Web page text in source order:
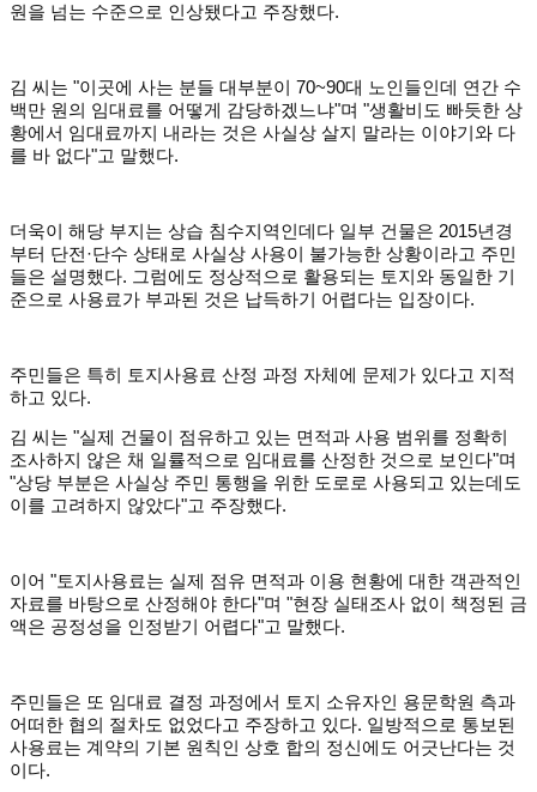
원을 넘는 수준으로 인상됐다고 주장했다.
김 씨는 "이곳에 사는 분들 대부분이 70~90대 노인들인데 연간 수
백만 원의 임대료를 어떻게 감당하겠느냐"며 "생활비도 빠듯한 상
황에서 임대료까지 내라는 것은 사실상 살지 말라는 이야기와 다
를 바 없다"고 말했다.
더욱이 해당 부지는 상습 침수지역인데다 일부 건물은 2015년경
부터 단전·단수 상태로 사실상 사용이 불가능한 상황이라고 주민
들은 설명했다. 그럼에도 정상적으로 활용되는 토지와 동일한 기
준으로 사용료가 부과된 것은 납득하기 어렵다는 입장이다.
주민들은 특히 토지사용료 산정 과정 자체에 문제가 있다고 지적
하고 있다.
김 씨는 "실제 건물이 점유하고 있는 면적과 사용 범위를 정확히
조사하지 않은 채 일률적으로 임대료를 산정한 것으로 보인다"며
"상당 부분은 사실상 주민 통행을 위한 도로로 사용되고 있는데도
이를 고려하지 않았다"고 주장했다.
이어 "토지사용료는 실제 점유 면적과 이용 현황에 대한 객관적인
자료를 바탕으로 산정해야 한다"며 "현장 실태조사 없이 책정된 금
액은 공정성을 인정받기 어렵다"고 말했다.
주민들은 또 임대료 결정 과정에서 토지 소유자인 용문학원 측과
어떠한 협의 절차도 없었다고 주장하고 있다. 일방적으로 통보된
사용료는 계약의 기본 원칙인 상호 합의 정신에도 어긋난다는 것
이다.